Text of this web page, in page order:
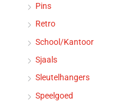
Pins
Retro
School/Kantoor
Sjaals
Sleutelhangers
Speelgoed